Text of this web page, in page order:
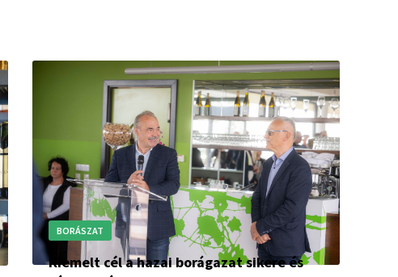
BORÁSZAT
Kiemelt cél a hazai borágazat sikere és